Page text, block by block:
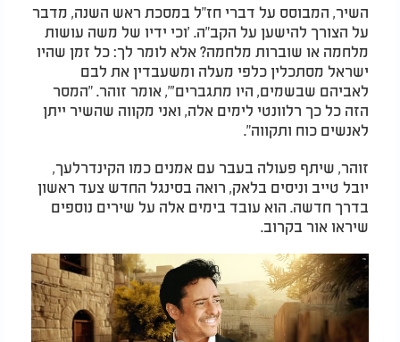
השיר, המבוסס על דברי חז"ל במסכת ראש השנה, מדבר
על הצורך להישען על הקב"ה. 'וכי ידיו של משה עושות
מלחמה או שוברות מלחמה? אלא לומר לך: כל זמן שהיו
ישראל מסתכלין כלפי מעלה ומשעבדין את לבם
לאביהם שבשמים, היו מתגברים'", אומר זוהר. "המסר
הזה כל כך רלוונטי לימים אלה, ואני מקווה שהשיר ייתן
לאנשים כוח ותקווה".
זוהר, שיתף פעולה בעבר עם אמנים כמו הקינדרלעך,
יובל טייב וניסים בלאק, רואה בסינגל החדש צעד ראשון
בדרך חדשה. הוא עובד בימים אלה על שירים נוספים
שיראו אור בקרוב.